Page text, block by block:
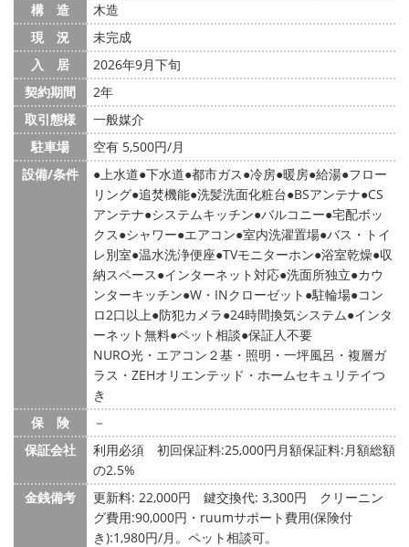
構 造
木造
現 況
未完成
入 居
2026年9月下旬
契約期間
2年
取引態様
一般媒介
駐車場
空有 5,500円/月
設備/条件
上水道 下水道 都市ガス 冷房 暖房 給湯 フロー
リング 追焚機能 洗髪洗面化粧台 BSアンテナ CS
アンテナ システムキッチン バルコニー 宅配ボッ
クス シャワー エアコン 室内洗濯置場 バス・トイ
レ別室 温水洗浄便座 TVモニターホン 浴室乾燥 収
納スペース インターネット対応 洗面所独立 カウ
ンターキッチン W・INクローゼット 駐輪場 コン
ロ2口以上 防犯カメラ 24時間換気システム インタ
ーネット無料 ペット相談 保証人不要
NURO光・エアコン２基・照明・一坪風呂・複層ガ
ラス・ZEHオリエンテッド・ホームセキュリテイつ
き
保 険
－
保証会社
利用必須 初回保証料:25,000円月額保証料:月額総額
の2.5%
金銭備考
更新料: 22,000円 鍵交換代: 3,300円
クリーニン
グ費用:90,000円・ruumサポート費用(保険付
き):1,980円/月。ペット相談可。